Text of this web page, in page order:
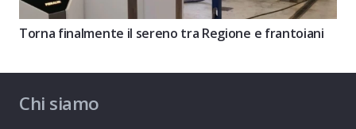
Torna finalmente il sereno tra Regione e frantoiani
Chi siamo